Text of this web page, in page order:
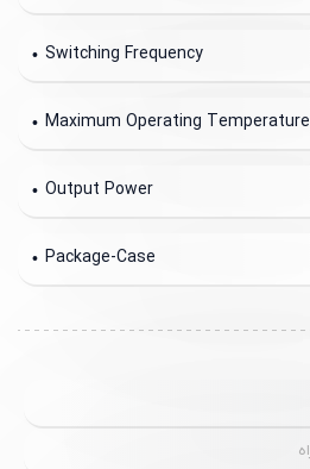
Switching Frequency
Maximum Operating Temperature
Output Power
Package-Case